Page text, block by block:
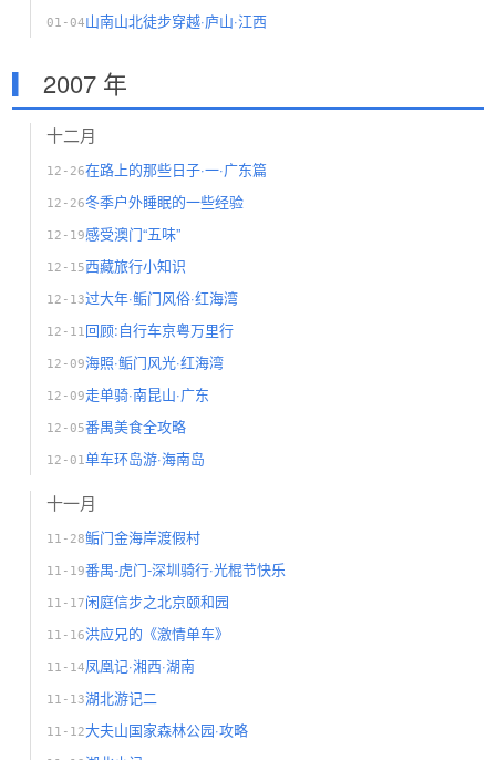
01-04山南山北徒步穿越·庐山·江西
2007 年
十二月
12-26在路上的那些日子·一·广东篇
12-26冬季户外睡眠的一些经验
12-19感受澳门“五味”
12-15西藏旅行小知识
12-13过大年·鲘门风俗·红海湾
12-11 回顾:自行车京粤万里行
12-09海照·鲘门风光·红海湾
12-09走单骑·南昆山·广东
12-05番禺美食全攻略
12-01 单车环岛游·海南岛
十一月
11-28鲘门金海岸渡假村
11-19番禺-虎门-深圳骑行·光棍节快乐
11-17闲庭信步之北京颐和园
11-16洪应兄的《激情单车》
11-14凤凰记·湘西·湖南
11-13湖北游记二
11-12大夫山国家森林公园·攻略